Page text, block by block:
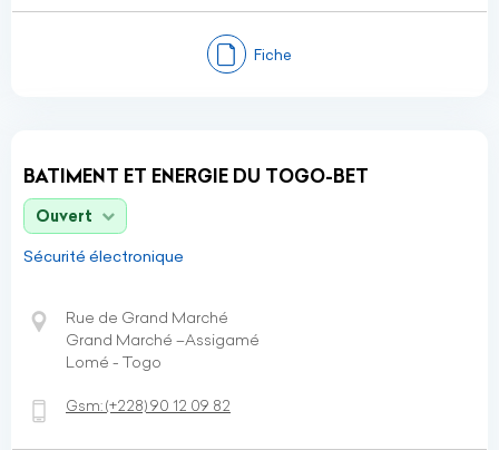
Fiche
BATIMENT ET ENERGIE DU TOGO-BET
Ouvert
Sécurité électronique
Rue de Grand Marché
Grand Marché –Assigamé
Lomé - Togo
Gsm:(+228)90 12 09 82